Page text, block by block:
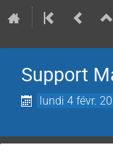
Support
lundi 4 févr.